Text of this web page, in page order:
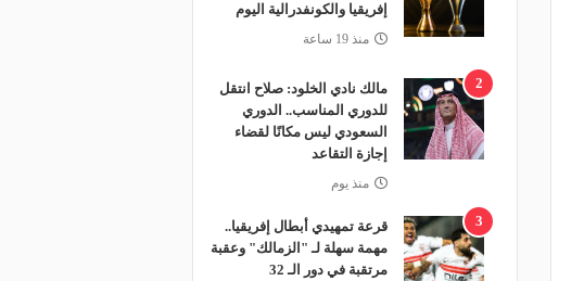
إفريقيا والكونفدرالية اليوم
منذ 19 ساعة
2
مالك نادي الخلود: صلاح انتقل
للدوري المناسب.. الدوري
السعودي ليس مكانًا لقضاء
إجازة التقاعد
منذ يوم
3
قرعة تمهيدي أبطال إفريقيا..
مهمة سهلة لـ "الزمالك" وعقبة
مرتقبة في دور الـ 32